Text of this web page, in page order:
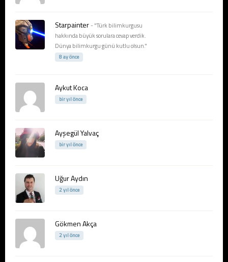
Starpainter- "Türk bilimkurgusu
hakkında büyük sorulara cevap verdik.
Dünya bilimkurgu günü kutlu olsun."
8 ay önce
Aykut Koca
bir yıl önce
Ayşegül Yalvaç
bir yıl önce
Uğur Aydın
2 yıl önce
Gökmen Akça
2 yıl önce